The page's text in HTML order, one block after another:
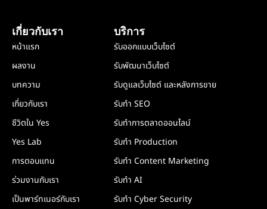
เกี่ยวกับเรา
หน้าแรก
ผลงาน
บทความ
เกี่ยวกับเรา
ชีวิตใน Yes
Yes Lab
การตอบแทน
ร่วมงานกับเรา
เป็นพาร์ทเนอร์กับเรา
บริการ
รับออกแบบเว็บไซต์
รับพัฒนาเว็บไซต์
รับดูแลเว็บไซต์ และหลังการขาย
รับทำ SEO
รับทำการตลาดออนไลน์
รับทำ Production
รับทำ Content Marketing
รับทำ AI
รับทำ Cyber Security